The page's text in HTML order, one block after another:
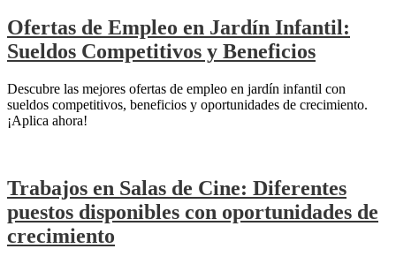
Ofertas de Empleo en Jardín Infantil:
Sueldos Competitivos y Beneficios
Descubre las mejores ofertas de empleo en jardín infantil con
sueldos competitivos, beneficios y oportunidades de crecimiento.
¡Aplica ahora!
Trabajos en Salas de Cine: Diferentes
puestos disponibles con oportunidades de
crecimiento